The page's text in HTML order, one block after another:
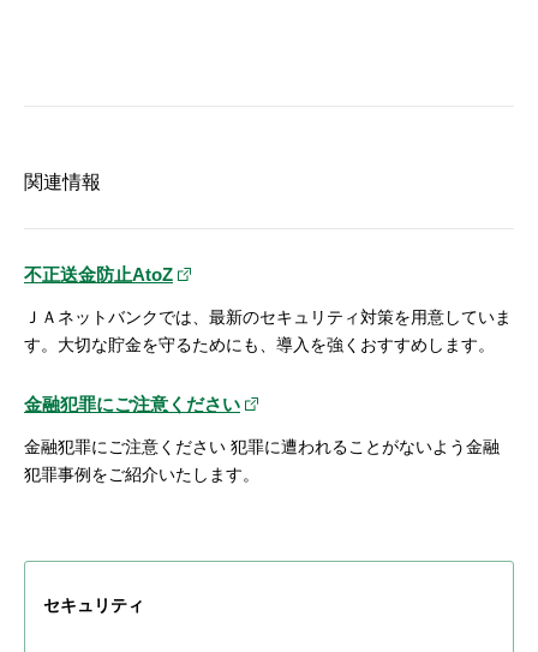
関連情報
不正送金防止AtoZ
ＪＡネットバンクでは、最新のセキュリティ対策を用意していま
す。大切な貯金を守るためにも、導入を強くおすすめします。
金融犯罪にご注意ください
金融犯罪にご注意ください 犯罪に遭われることがないよう金融
犯罪事例をご紹介いたします。
セキュリティ